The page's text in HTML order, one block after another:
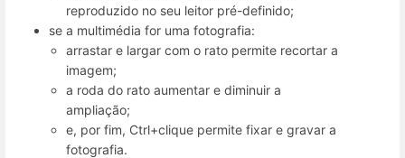
reproduzido no seu leitor pré-definido;
se a multimédia for uma fotografia:
arrastar e largar com o rato permite recortar a
imagem;
a roda do rato aumentar e diminuir a
ampliação;
e, por fim, Ctrl+clique permite fixar e gravar a
fotografia.